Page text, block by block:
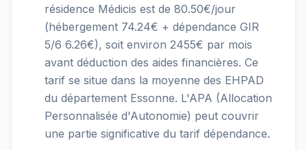
résidence Médicis est de 80.50€/jour
(hébergement 74.24€ + dépendance GIR
5/6 6.26€), soit environ 2455€ par mois
avant déduction des aides financières. Ce
tarif se situe dans la moyenne des EHPAD
du département Essonne. L'APA (Allocation
Personnalisée d'Autonomie) peut couvrir
une partie significative du tarif dépendance.